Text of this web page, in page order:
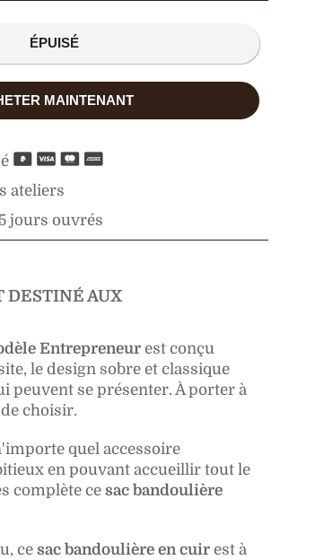
ÉPUISÉ
MAINTENANT
ateliers
jours ouvrés
DESTINÉ AUX
Entrepreneur est conçu
le design sobre et classique
peuvent se présenter. À porter à
choisir.
quel accessoire
en pouvant accueillir tout le
complète ce sac bandoulière
ce sac bandoulière en cuir est à